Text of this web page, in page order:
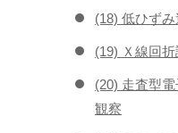
(18) 低ひず
(19) Ｘ線回折
(20) 走査型
観察